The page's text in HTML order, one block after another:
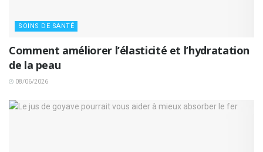
SOINS DE SANTÉ
Comment améliorer l’élasticité et l’hydratation
de la peau
08/06/2026